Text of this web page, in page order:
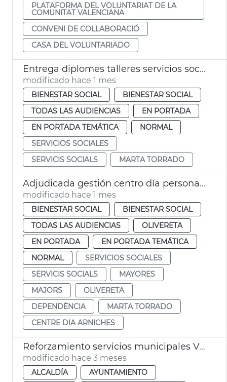
PLATAFORMA DEL VOLUNTARIAT DE LA
COMUNITAT VALENCIANA
CONVENI DE COLLABORACIÓ
CASA DEL VOLUNTARIADO
Entrega diplomes talleres servicios sociales València
modificado hace 1 mes
BIENESTAR SOCIAL
BIENESTAR SOCIAL
TODAS LAS AUDIENCIAS
EN PORTADA
EN PORTADA TEMÁTICA
NORMAL
SERVICIOS SOCIALES
SERVICIS SOCIALS
MARTA TORRADO
Adjudicada gestión centro día personas mayores dependientes Arniches València
modificado hace 1 mes
BIENESTAR SOCIAL
BIENESTAR SOCIAL
TODAS LAS AUDIENCIAS
OLIVERETA
EN PORTADA
EN PORTADA TEMÁTICA
NORMAL
SERVICIOS SOCIALES
SERVICIS SOCIALS
MAYORES
MAJORS
OLIVERETA
DEPENDÈNCIA
MARTA TORRADO
CENTRE DIA ARNICHES
Reforzamiento servicios municipales València regularización persones inmigrantes
modificado hace 3 meses
ALCALDÍA AYUNTAMIENTO